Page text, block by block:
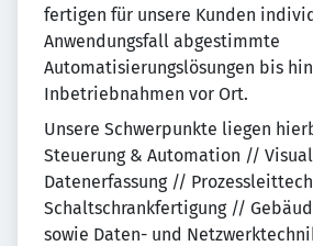
fertigen für unsere Kunden
Anwendungsfall abgestimmte
Automatisierungslösungen bis
Inbetriebnahmen vor Ort.
Unsere Schwerpunkte liegen
Steuerung & Automation //
Datenerfassung //
Schaltschrankfertigung //
sowie Daten- und